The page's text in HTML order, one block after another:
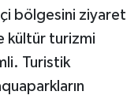
bölgesini ziyaret
kültür turizmi
Turistik